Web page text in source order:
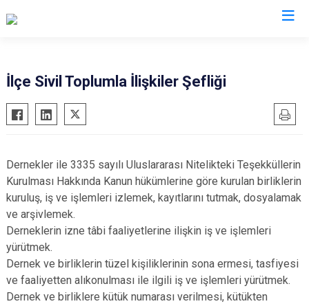
Ayancık
Boyabat
Durağan
Erfelek
Gerze
Saraydüzü
Türkeli
İlçe Sivil Toplumla İlişkiler Şefliği
Dernekler ile 3335 sayılı Uluslararası Nitelikteki Teşekküllerin
Kurulması Hakkında Kanun hükümlerine göre kurulan birliklerin
kuruluş, iş ve işlemleri izlemek, kayıtlarını tutmak, dosyalamak
ve arşivlemek.
Derneklerin izne tâbi faaliyetlerine ilişkin iş ve işlemleri
yürütmek.
Dernek ve birliklerin tüzel kişiliklerinin sona ermesi, tasfiyesi
ve faaliyetten alıkonulması ile ilgili iş ve işlemleri yürütmek.
Dernek ve birliklere kütük numarası verilmesi, kütükten